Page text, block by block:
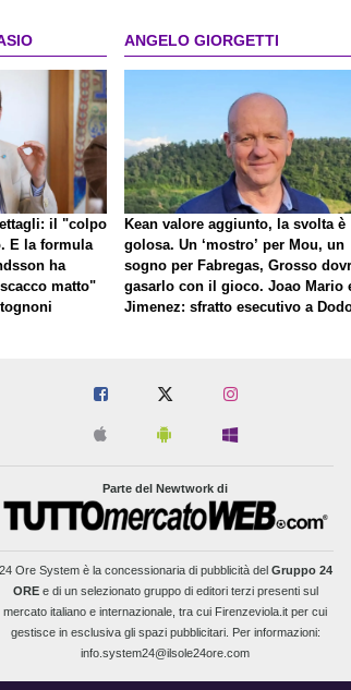
il "colpo
E la formula
ha
matto"
ANGELO GIORGETTI
Kean valore aggiunto, la svolta è
golosa. Un ‘mostro’ per Mou, un
sogno per Fabregas, Grosso
gasarlo con il gioco. Joao Mario
Jimenez: sfratto esecutivo a
Parte del Newtwork di
24 Ore Systemè la concessionaria di pubblicità del Gruppo 24
OREe di un selezionato gruppo di editori terzi presenti sul
mercato italiano e internazionale, tra cui Firenzeviola.it per cui
gestisce in esclusiva gli spazi pubblicitari. Per informazioni:
info.system24@ilsole24ore.com